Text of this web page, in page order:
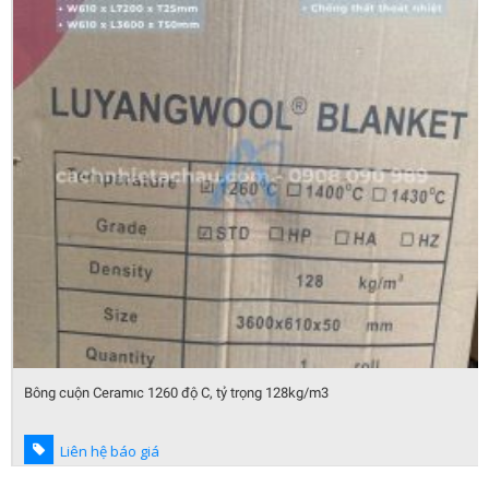
Bông cuộn Ceramıc 1260 độ C, tỷ trọng 128kg/m3
Liên hệ báo giá